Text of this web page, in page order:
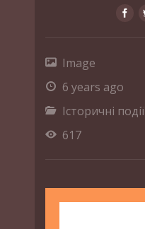
Image
6 years ago
Історичні події
617